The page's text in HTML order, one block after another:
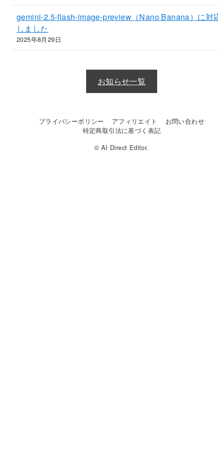
gemini-2.5-flash-image-preview（Nano Banana）に対
しました
2025年8月29日
お知らせ一覧
プライバシーポリシー アフィリエイト
お問い合わせ
特定商取引法に基づく表記
© AI Direct Editor.